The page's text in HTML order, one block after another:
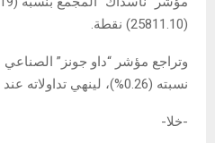
(25811.10) نقطة.
نسبته (0.26%)، لينهي تداولاته عند مستوى 52915.61 نقطة.
-خلا-